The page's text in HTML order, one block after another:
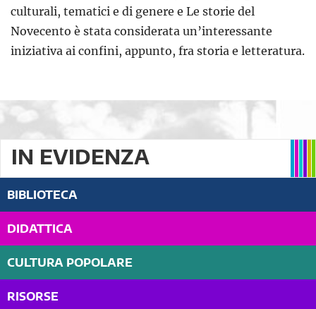
culturali, tematici e di genere e Le storie del
Novecento è stata considerata un’interessante
iniziativa ai confini, appunto, fra storia e letteratura.
IN EVIDENZA
BIBLIOTECA
DIDATTICA
CULTURA POPOLARE
RISORSE